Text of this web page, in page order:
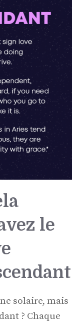
le
solaire, mais
? Chaque